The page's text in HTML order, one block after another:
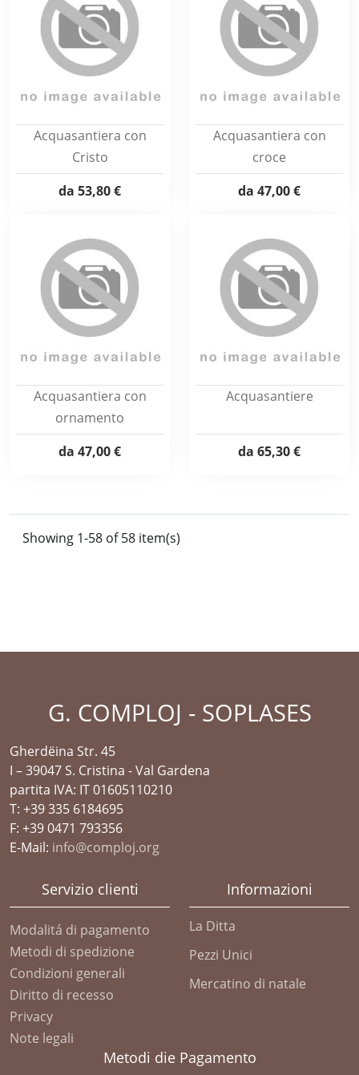
Acquasantiera con
Cristo
da 53,80 €
Acquasantiera con
croce
da 47,00 €
Acquasantiera con
ornamento
da 47,00 €
Acquasantiere
da 65,30 €
Showing 1-58 of 58 item(s)
G. COMPLOJ - SOPLASES
Gherdëina Str. 45
I – 39047 S. Cristina - Val Gardena
partita IVA: IT 01605110210
T: +39 335 6184695
F: +39 0471 793356
E-Mail: info@comploj.org
Servizio clienti
Modalitá di pagamento
Metodi di spedizione
Condizioni generali
Diritto di recesso
Privacy
Note legali
Informazioni
La Ditta
Pezzi Unici
Mercatino di natale
Metodi die Pagamento